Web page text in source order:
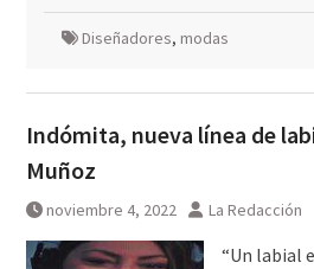
Diseñadores, modas
Indómita, nueva línea de
Muñoz
noviembre 4, 2022 La Redacción
“Un labial